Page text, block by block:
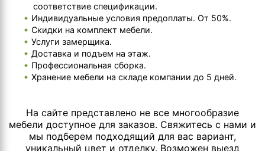
соответствие спецификации.
Индивидуальные условия предоплаты. От 50%.
Скидки на комплект мебели.
Услуги замерщика.
Доставка и подъем на этаж.
Профессиональная сборка.
Хранение мебели на складе компании до 5 дней.
На сайте представлено не все многообразие
мебели доступное для заказов. Свяжитесь с нами и
мы подберем подходящий для вас вариант,
уникальный цвет и отделку. Возможен выезд